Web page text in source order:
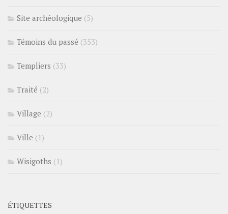
Site archéologique (5)
Témoins du passé (353)
Templiers (33)
Traité (2)
Village (2)
Ville (1)
Wisigoths (1)
ÉTIQUETTES